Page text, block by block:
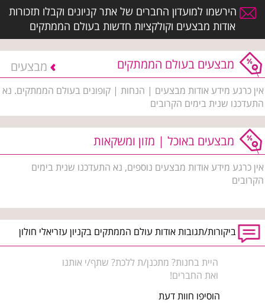
הירשמו למועדון החברים של אתר קניונים וקבלו תזכורות
אודות מבצעים וקולקציות חדשות בעולם הממתקים
מבצעים בעולם הממתקים מבצעים
אין כרגע מידע אודות מבצעים | הנחות | קופונים בעולם הממתקים. נא
התעדכנו שנית בימים הקרובים
מבצעים באוכל | מזון ומשקאות
אין כרגע מידע אודות מבצעים נוספים, נא התעדכנו שנית בימים
הקרובים
ביקורות/תגובות אודות עולם הממתקים בקניון עזריאלי חולון
היית בחנות? מתכנן/ת ללכת? שתף/י אותנו
ואת החברים!
הוסיפו חוות דעת